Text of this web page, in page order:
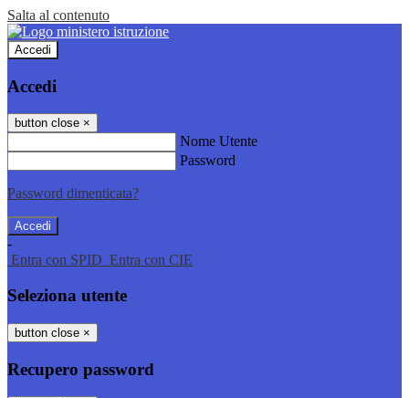
Salta al contenuto
Accedi
Accedi
button close ×
Nome Utente
Password
Password dimenticata?
-
Entra con SPID Entra con CIE
Seleziona utente
button close ×
Recupero password